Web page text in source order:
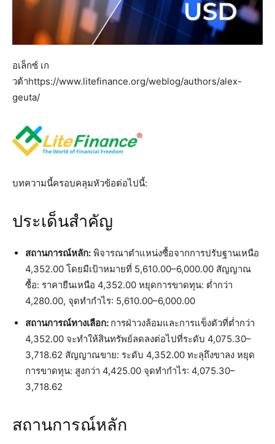
อเล็กซ์ เก
วต้าhttps://www.litefinance.org/weblog/authors/alex-
geuta/
บทความนี้ครอบคลุมหัวข้อต่อไปนี้:
ประเด็นสำคัญ
สถานการณ์หลัก: พิจารณาตำแหน่งซื้อจากการปรับฐานเหนือ
4,352.00 โดยมีเป้าหมายที่ 5,610.00–6,000.00 สัญญาณ
ซื้อ: ราคายืนเหนือ 4,352.00 หยุดการขาดทุน: ต่ำกว่า
4,280.00, จุดทำกำไร: 5,610.00–6,000.00
สถานการณ์ทางเลือก: การฝ่าวงล้อมและการแข็งตัวที่ต่ำกว่า
4,352.00 จะทำให้สินทรัพย์ลดลงต่อไปที่ระดับ 4,075.30–
3,718.62 สัญญาณขาย: ระดับ 4,352.00 ทะลุถึงขาลง หยุด
การขาดทุน: สูงกว่า 4,425.00 จุดทำกำไร: 4,075.30–
3,718.62
สถานการณ์หลัก